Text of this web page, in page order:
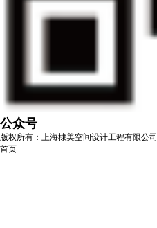
公众号
版权所有：上海棣美空间设计工程有限公司
首页